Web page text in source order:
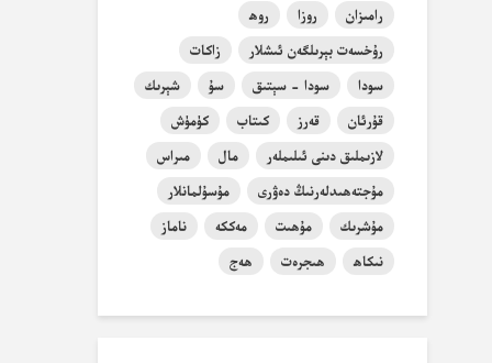
رامىزان
روزا
روھ
رۇخسەت بېرىلگەن ئىشلار
زاكات
سودا
سودا - سېتىق سۇ
شېرىك
قۇرئان
قەرز كىتاب
كۈمۈش
لازىملىق دىنى ئىلىملەر
مال
مىراس
مۇجتەھىدلەرنىڭ دەۋرى
مۇسۇلمانلار
مۇشرىك
مۇھىت مەككە
ناماز
نىكاھ
ھىجرەت ھەج